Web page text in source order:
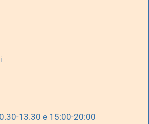
13.30 e 15:00-20:00